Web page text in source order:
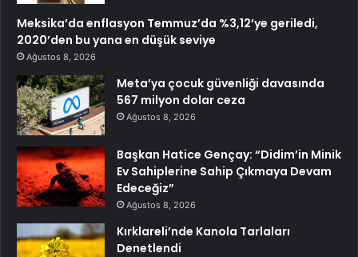
Meksika’da enflasyon Temmuz’da %3,12’ye geriledi,
2020’den bu yana en düşük seviye
Ağustos 8, 2026
Meta’ya çocuk güvenliği davasında
567 milyon dolar ceza
Ağustos 8, 2026
Başkan Hatice Gençay: “Didim’in Minik
Ev Sahiplerine Sahip Çıkmaya Devam
Edeceğiz”
Ağustos 8, 2026
Kırklareli’nde Kanola Tarlaları
Denetlendi